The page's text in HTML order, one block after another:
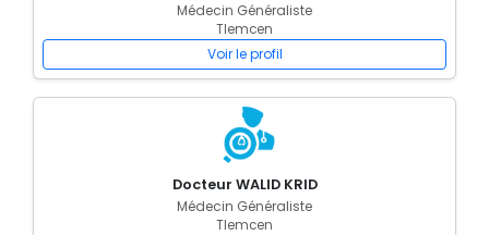
Médecin Généraliste
Tlemcen
Voir le profil
Docteur WALID KRID
Médecin Généraliste
Tlemcen